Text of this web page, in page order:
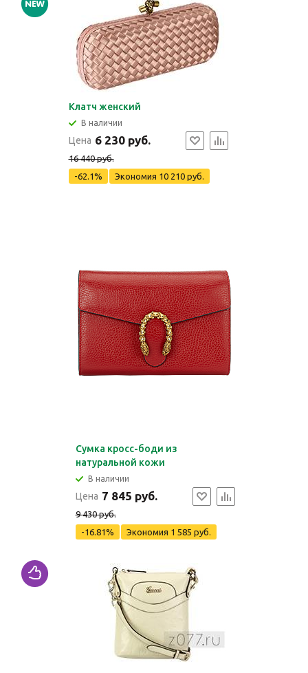
Клатч женский
В наличии
Цена 6 230 руб.
16 440 руб.
-62.1%
Экономия 10 210 руб.
Сумка кросс-боди из
натуральной кожи
В наличии
Цена 7 845 руб.
9 430 руб.
-16.81%
Экономия 1 585 руб.